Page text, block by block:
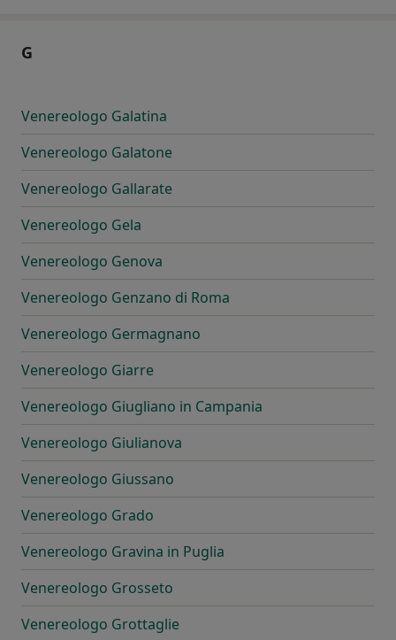
G
Venereologo Galatina
Venereologo Galatone
Venereologo Gallarate
Venereologo Gela
Venereologo Genova
Venereologo Genzano di Roma
Venereologo Germagnano
Venereologo Giarre
Venereologo Giugliano in Campania
Venereologo Giulianova
Venereologo Giussano
Venereologo Grado
Venereologo Gravina in Puglia
Venereologo Grosseto
Venereologo Grottaglie